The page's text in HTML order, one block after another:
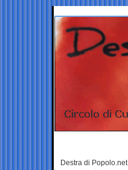
Destra di Popolo.net